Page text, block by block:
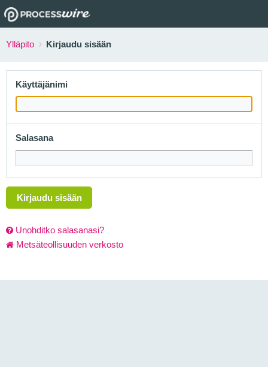
Ylläpito Kirjaudu sisään
Käyttäjänimi
Salasana
Kirjaudu sisään
Unohditko salasanasi?
Metsäteollisuuden verkosto